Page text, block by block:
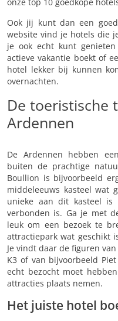
Ook jij kunt dan een
website vind je hotels die
je ook echt kunt
actieve vakantie boekt of
hotel lekker bij kunnen
overnachten.
De toeristische
Ardennen
De Ardennen hebben
buiten de prachtige
Boullion is bijvoorbeeld
middeleeuws kasteel wat
unieke aan dit kasteel
verbonden is. Ga je met
leuk om een bezoek te
attractiepark wat geschikt
Je vindt daar de figuren
K3 of van bijvoorbeeld
echt bezocht moet
attracties plaats nemen.
Het juiste hotel